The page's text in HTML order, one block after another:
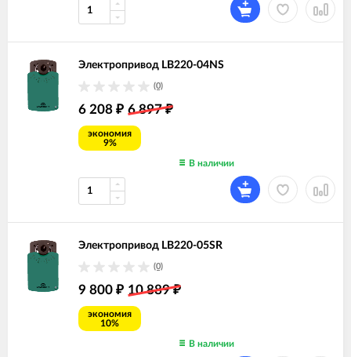
Электропривод LB220-04NS
(0)
6 208 ₽ 6 897₽
экономия
9%
В наличии
Электропривод LB220-05SR
(0)
9 800 ₽ 10 889₽
экономия
10%
В наличии